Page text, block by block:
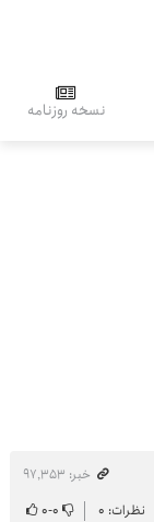
نسخه روزنامه
خبر: ۹۷٬۳۵۳
نظرات: ۰ ۰-۰